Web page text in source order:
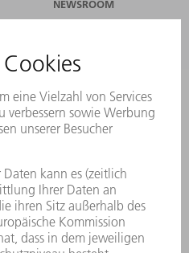
NEWSROOM
NEWSLETTERANMELDUNG